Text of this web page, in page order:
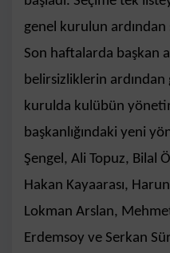
genel kurulun
Son haftalarda başkan
belirsizliklerin
kurulda kulübün
başkanlığındaki yeni
Şengel, Ali Topuz, Bilal
Hakan Kayaarası,
Lokman Arslan,
Erdemsoy ve Serkan